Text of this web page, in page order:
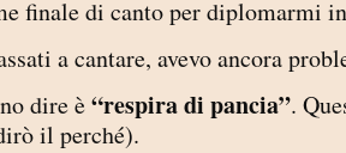
finale di canto per diplomarmi
a cantare, avevo ancora
dire è“respira di pancia”.
il perché).